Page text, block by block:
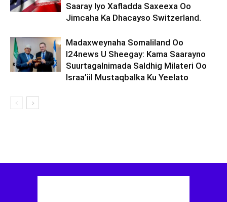
Saaray Iyo Xafladda Saxeexa Oo
Jimcaha Ka Dhacayso Switzerland.
Madaxweynaha Somaliland Oo
I24news U Sheegay: Kama Saarayno
Suurtagalnimada Saldhig Milateri Oo
Israa’iil Mustaqbalka Ku Yeelato